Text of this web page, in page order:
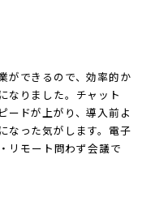
ができるので、効率的か
なりました。チャット
ードが上がり、導入前よ
なった気がします。電子
リモート問わず会議で